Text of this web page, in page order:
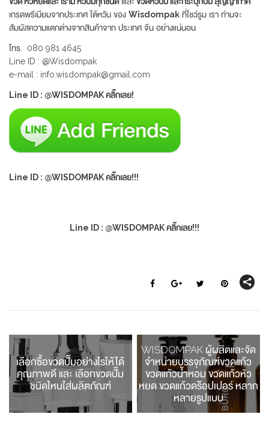
เกรดพรีเมียมจากประเทศ ใต้หวัน ของ Wisdompak ที่โชว์รูม เรา ท่านจะ
สัมผัสความแตกต่างจากสินค้าจาก ประเทศ จีน อย่างแน่นอน
โทร. 080 981 4645
Line ID : @Wisdompak
e-mail : info.wisdompak@gmail.com
Line ID : @WISDOMPAK คลิ๊กเลย!
Line ID : @WISDOMPAK คลิ๊กเลย!!!
Line ID : @WISDOMPAK คลิ๊กเลย!!!
WISDOMPAK ผู้ผลิตและจัด
จำหน่ายบรรจุภัณฑ์ขวดแก้ว
ขวดแก้วน้ำหอม ขวดแก้วหัว
หยด ขวดแก้วดร๊อปเปอร์ หลาก
หลายรูปแบบ
เลือกซื้อขวดปั๊มอย่างไรให้ได้
คุณภาพดี และ เลือกขวดปั๊ม
ชนิดไหนใส่ผลิตภัณฑ์